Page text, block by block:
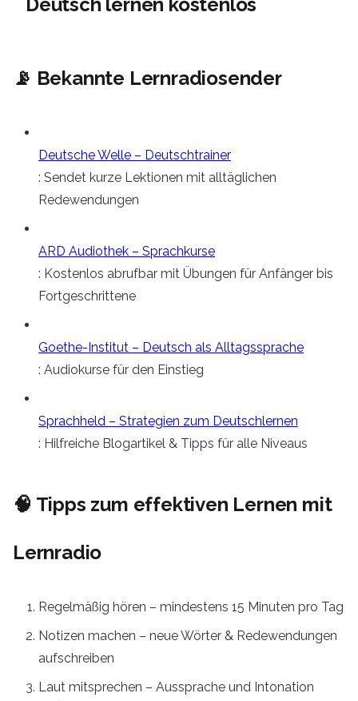
📡 Bekannte Lernradiosender
Deutsche Welle – Deutschtrainer
: Sendet kurze Lektionen mit alltäglichen
Redewendungen
ARD Audiothek – Sprachkurse
: Kostenlos abrufbar mit Übungen für Anfänger bis
Fortgeschrittene
Goethe-Institut – Deutsch als Alltagssprache
: Audiokurse für den Einstieg
Sprachheld – Strategien zum Deutschlernen
: Hilfreiche Blogartikel & Tipps für alle Niveaus
🧠 Tipps zum effektiven Lernen mit
Lernradio
Regelmäßig hören – mindestens 15 Minuten pro Tag
Notizen machen – neue Wörter & Redewendungen
aufschreiben
Laut mitsprechen – Aussprache und Intonation